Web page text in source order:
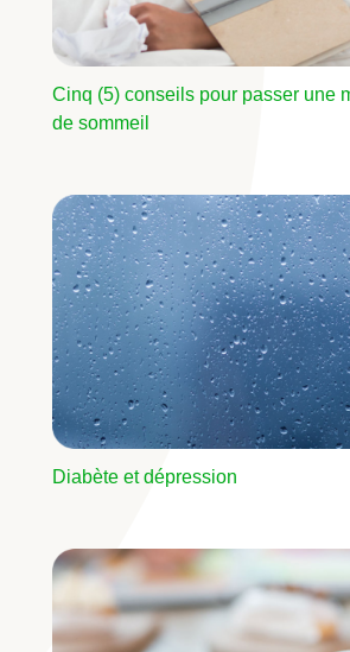
Cinq (5) conseils pour passer une
de sommeil
Image
Diabète et dépression
Image